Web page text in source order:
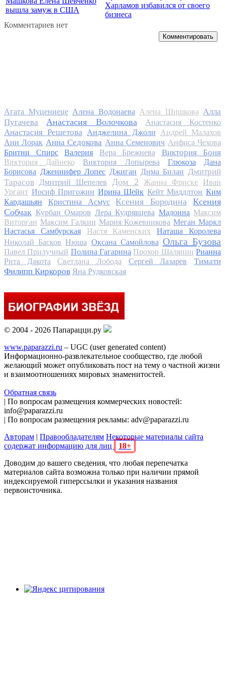
вышла замуж в США
Харламов избавился от своего
бизнеса
Комментариев нет
Комментировать
Агата Муцениеце Алена Водонаева Алена Шишкова Алла
Пугачева
Анастасия Волочкова Анастасия Костенко
Анастасия Решетова Анджелина Джоли
Андрей Малахов
Ани Лорак Анна Седокова Анна Семенович Анфиса Чехова
Бритни Спирс
Валерия Вера Брежнева Виктория Боня
Виктория Дайнеко Виктория Лопырева Глюкоза
Дана
Борисова Дженнифер Лопес Джиган Дима Билан
Дмитрий
Тарасов
Дмитрий Шепелев Дом 2 Жанна Фриске
Иван
Ургант Иосиф Пригожин Ирина Шейк Кейт Миддлтон Ким
Кардашьян
Кристина Асмус Ксения Бородина
Ксения
Собчак Курбан Омаров Лера Кудрявцева Мадонна Максим
Виторган Максим Галкин Мария Кожевникова Меган Маркл
Настасья Самбурская
Настя Каменских
Наташа Королева
Николай Басков Нюша Оксана Самойлова Ольга Бузова
Павел Прилучный Полина Гагарина Прохор Шаляпин Рианна
Рита Дакота
Светлана Лобода Сергей Лазарев
Тимати
Филипп Киркоров Яна Рудковская
© 2004 - 2026 Папарацци.ру
www.paparazzi.ru – UGC (user generated content)
Информационно-развлекательное сообщество, где любой
желающий может опубликовать пост на тему о частной жизни
и взаимоотношениях мировых знаменитостей.
Обратная связь
| По вопросам размещения коммерческих новостей:
info@paparazzi.ru
| По вопросам размещения рекламы: adv@paparazzi.ru
Авторам | Правообладателям Некоторые материалы сайта
содержат информацию для лиц
18+
Доводим до вашего сведения, что любая перепечатка
материалов сайта возможна только при наличии прямой
индексируемой гиперссылки и указания названия
первоисточника.